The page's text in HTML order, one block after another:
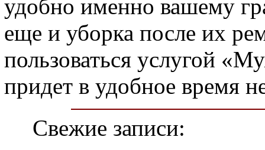
удобно именно вашему
еще и уборка после их
пользоваться услугой
придет в удобное время
Свежие записи: